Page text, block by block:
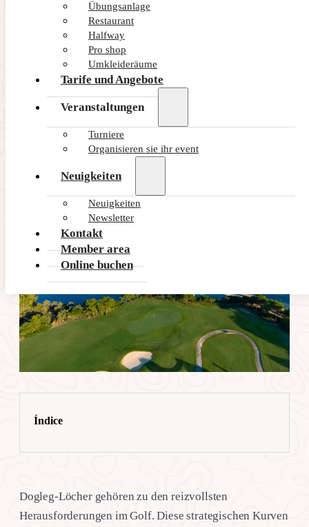
Übungsanlage
Restaurant
Halfway
Pro shop
Umkleideräume
Tarife und Angebote
Veranstaltungen
Turniere
Organisieren sie ihr event
Neuigkeiten
Neuigkeiten
Newsletter
Kontakt
Member area
Online buchen
Índice
Dogleg-Löcher gehören zu den reizvollsten
Herausforderungen im Golf. Diese strategischen Kurven